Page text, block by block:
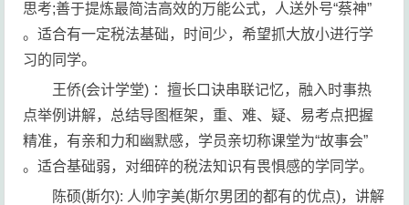
思考;善于提炼最简洁高效的万能公式，人送外号“蔡神”
。适合有一定税法基础，时间少，希望抓大放小进行学
习的同学。
王侨(会计学堂) ：擅长口诀串联记忆，融入时事热
点举例讲解，总结导图框架，重、难、疑、易考点把握
精准，有亲和力和幽默感，学员亲切称课堂为“故事会”
。适合基础弱，对细碎的税法知识有畏惧感的学同学。
陈硕(斯尔): 人帅字美(斯尔男团的都有的优点)，讲解